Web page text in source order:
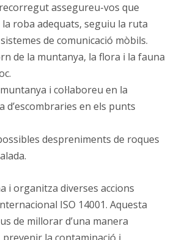
assegureu-vos que
roba adequats, seguiu la ruta
de comunicació mòbils.
de la muntanya, la flora i la fauna
i col·laboreu en la
d’escombraries en els punts
despreniments de roques
i organitza diverses accions
ISO 14001. Aquesta
de millorar d’una manera